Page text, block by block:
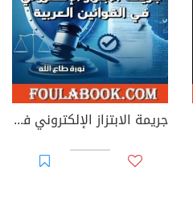
جريمة الابتزاز الإلكتروني في القوانين العربية